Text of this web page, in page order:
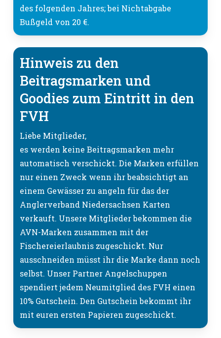
des folgenden Jahres; bei Nichtabgabe
Bußgeld von 20 €.
Hinweis zu den
Beitragsmarken und
Goodies zum Eintritt in den
FVH
Liebe Mitglieder,
es werden keine Beitragsmarken mehr
automatisch verschickt. Die Marken erfüllen
nur einen Zweck wenn ihr beabsichtigt an
einem Gewässer zu angeln für das der
Anglerverband Niedersachsen Karten
verkauft. Unsere Mitglieder bekommen die
AVN-Marken zusammen mit der
Fischereierlaubnis zugeschickt. Nur
ausschneiden müsst ihr die Marke dann noch
selbst. Unser Partner Angelschuppen
spendiert jedem Neumitglied des FVH einen
10% Gutschein. Den Gutschein bekommt ihr
mit euren ersten Papieren zugeschickt.